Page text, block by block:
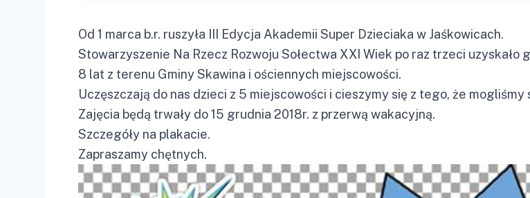
Od 1 marca b.r. ruszyła III Edycja Akademii Super Dzieciaka w Jaśkowicach.
Stowarzyszenie Na Rzecz Rozwoju Sołectwa XXI Wiek po raz trzeci
8 lat z terenu Gminy Skawina i ościennych miejscowości.
Uczęszczają do nas dzieci z 5 miejscowości i cieszymy się z tego, że
Zajęcia będą trwały do 15 grudnia 2018r. z przerwą wakacyjną.
Szczegóły na plakacie.
Zapraszamy chętnych.